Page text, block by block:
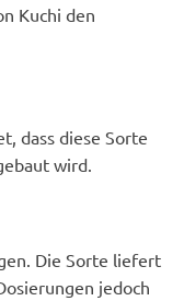
Kuchi den
dass diese Sorte
wird.
Die Sorte liefert
jedoch